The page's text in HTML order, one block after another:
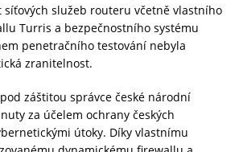
služeb routeru včetně vlastního
Turris a bezpečnostního systému
penetračního testování nebyla
zranitelnost.
záštitou správce české národní
za účelem ochrany českých
útoky. Díky vlastnímu